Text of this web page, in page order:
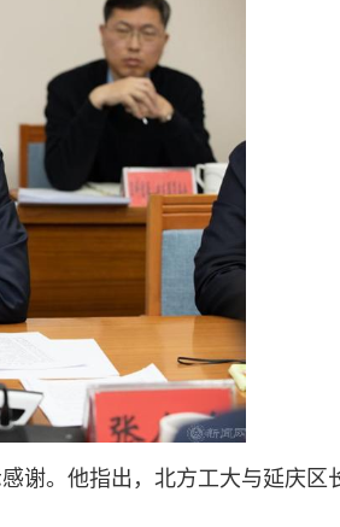
谢。他指出，北方工大与延庆区